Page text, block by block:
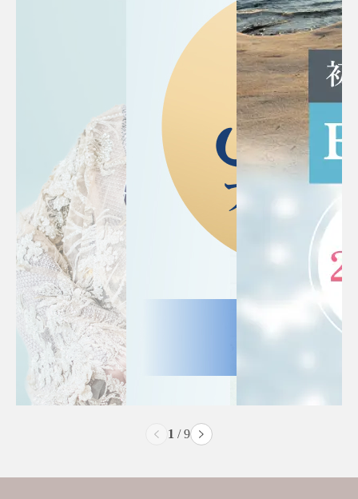
2 /9